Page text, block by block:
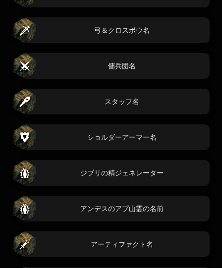
弓＆クロスボウ名
傭兵団名
スタッフ名
ショルダーアーマー名
ジブリの精ジェネレーター
アンデスのアプ山霊の名前
アーティファクト名